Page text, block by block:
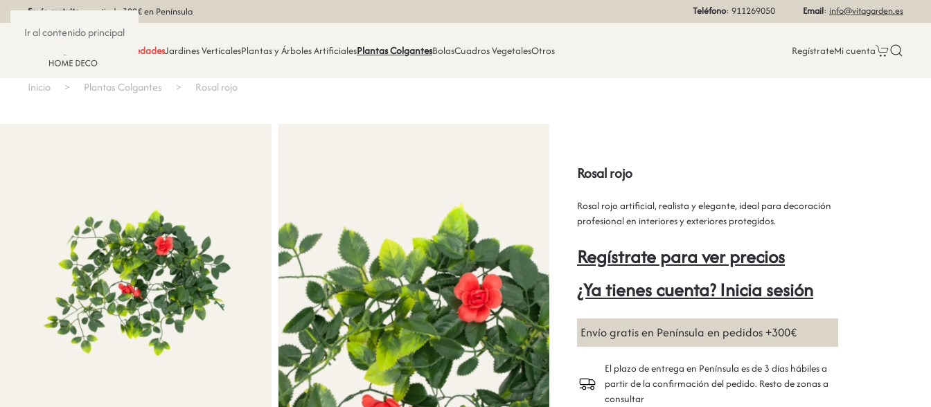
Ir al contenido principal
Envío gratuitoa partir de 300€ en Península Teléfono: 911269050 Email: info@vitagarden.es
NovedadesJardines VerticalesPlantas y Árboles ArtificialesPlantas ColgantesBolasCuadros VegetalesOtros RegístrateMi cuenta
Inicio Plantas Colgantes Rosal rojo
Rosal rojo
Rosal rojo artificial, realista y elegante, ideal para decoración
profesional en interiores y exteriores protegidos.
Regístrate para ver precios
¿Ya tienes cuenta? Inicia sesión
Envío gratis en Península en pedidos +300€
El plazo de entrega en Península es de 3 días hábiles a
partir de la confirmación del pedido. Resto de zonas a
consultar